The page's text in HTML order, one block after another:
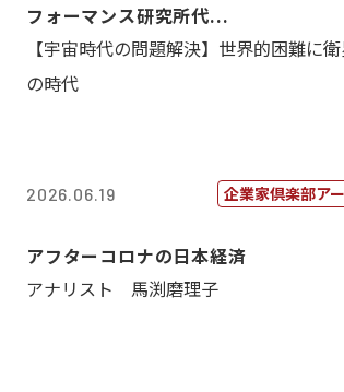
フォーマンス研究所代...
【宇宙時代の問題解決】世界的困難に
の時代
2026.06.19 企業家倶楽部ア
アフターコロナの日本経済
アナリスト 馬渕磨理子